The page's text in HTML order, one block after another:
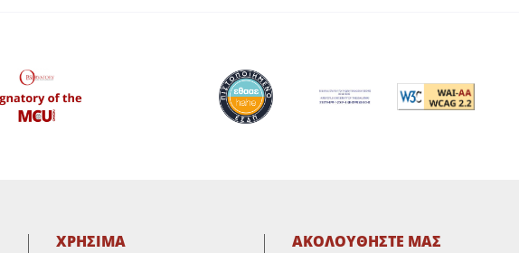
ΧΡΗΣΙΜΑ ΑΚΟΛΟΥΘΗΣΤΕ ΜΑΣ